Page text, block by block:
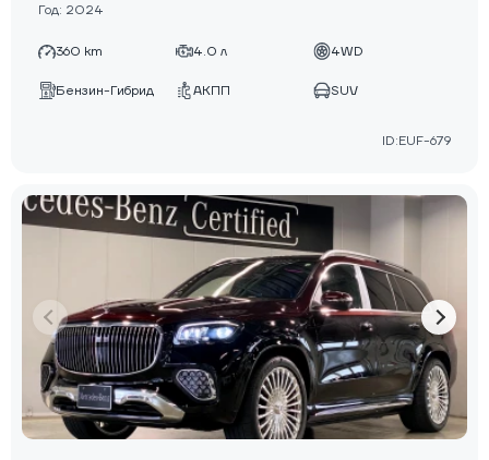
Год: 2024
360 km 4.0 л 4WD
Бензин-Гибрид АКПП SUV
ID:EUF-679